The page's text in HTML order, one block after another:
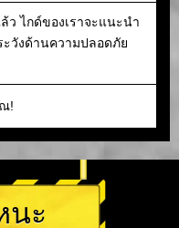
ว ไกด์ของเราจะแนะนำ
วังด้านความปลอดภัย
!
นะ